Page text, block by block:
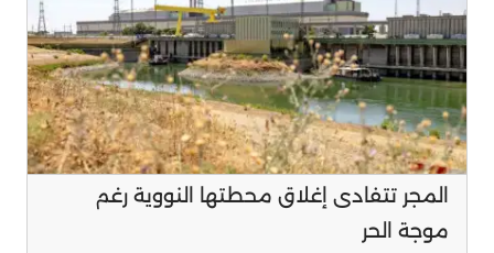
المجر تتفادى إغلاق محطتها النووية رغم
موجة الحر